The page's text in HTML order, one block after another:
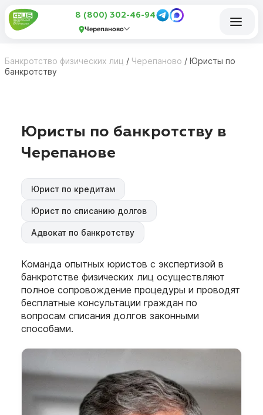
8 (800) 302-46-94
Черепаново
Банкротство физических лиц / Черепаново / Юристы по
банкротству
Юристы по банкротству в
Черепанове
Юрист по кредитам
Юрист по списанию долгов
Адвокат по банкротству
Команда опытных юристов с экспертизой в
банкротстве физических лиц осуществляют
полное сопровождение процедуры и проводят
бесплатные консультации граждан по
вопросам списания долгов законными
способами.